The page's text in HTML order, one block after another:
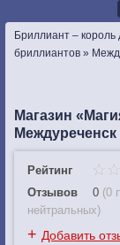
Бриллиант –
бриллиантов »
Магазин
Междуреченск
Рейтинг
Отзывов
0 (0
нейтральных)
+ Добавить